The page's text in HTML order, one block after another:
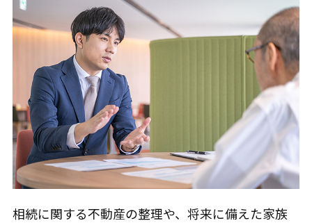
相続に関する不動産の整理や、将来に備えた家族